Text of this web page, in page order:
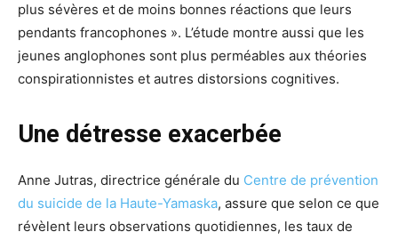
plus sévères et de moins bonnes réactions que leurs
pendants francophones ». L’étude montre aussi que les
jeunes anglophones sont plus perméables aux théories
conspirationnistes et autres distorsions cognitives.
Une détresse exacerbée
Anne Jutras, directrice générale du Centre de prévention
du suicide de la Haute-Yamaska, assure que selon ce que
révèlent leurs observations quotidiennes, les taux de